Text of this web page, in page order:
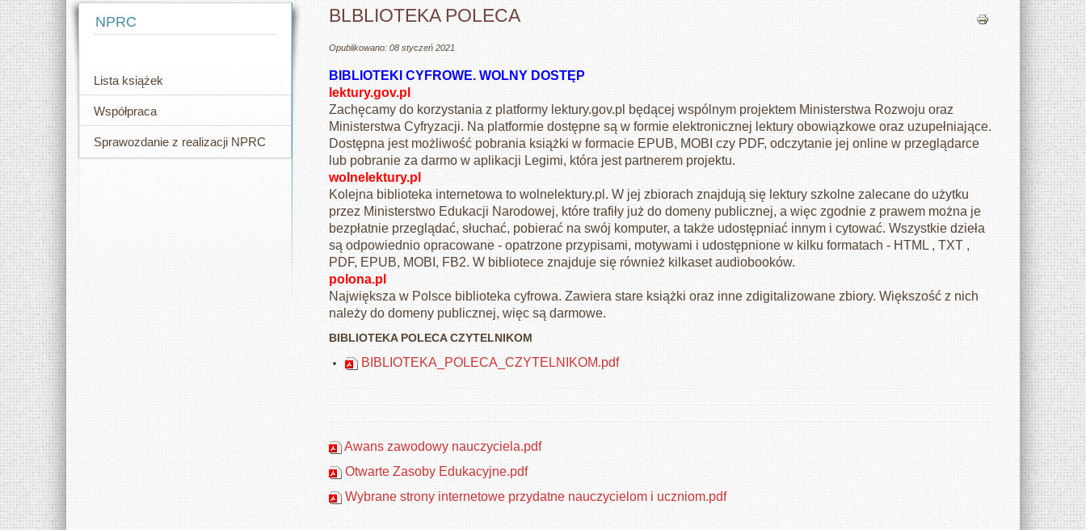
BLBLIOTEKA POLECA
Opublikowano: 08 styczeń 2021
BIBLIOTEKI CYFROWE. WOLNY DOSTĘP
lektury.gov.pl
Zachęcamy do korzystania z platformy lektury.gov.pl będącej wspólnym projektem Ministerstwa Rozwoju oraz
Ministerstwa Cyfryzacji. Na platformie dostępne są w formie elektronicznej lektury obowiązkowe oraz uzupełniające.
Dostępna jest możliwość pobrania książki w formacie EPUB, MOBI czy PDF, odczytanie jej online w przeglądarce
lub pobranie za darmo w aplikacji Legimi, która jest partnerem projektu.
wolnelektury.pl
Kolejna biblioteka internetowa to wolnelektury.pl. W jej zbiorach znajdują się lektury szkolne zalecane do użytku
przez Ministerstwo Edukacji Narodowej, które trafiły już do domeny publicznej, a więc zgodnie z prawem można je
bezpłatnie przeglądać, słuchać, pobierać na swój komputer, a także udostępniać innym i cytować. Wszystkie dzieła
są odpowiednio opracowane - opatrzone przypisami, motywami i udostępnione w kilku formatach - HTML , TXT ,
PDF, EPUB, MOBI, FB2. W bibliotece znajduje się również kilkaset audiobooków.
polona.pl
Największa w Polsce biblioteka cyfrowa. Zawiera stare książki oraz inne zdigitalizowane zbiory. Większość z nich
należy do domeny publicznej, więc są darmowe.
BIBLIOTEKA POLECA CZYTELNIKOM
BIBLIOTEKA_POLECA_CZYTELNIKOM.pdf
Awans zawodowy nauczyciela.pdf
Otwarte Zasoby Edukacyjne.pdf
Wybrane strony internetowe przydatne nauczycielom i uczniom.pdf
NPRC
Lista książek
Współpraca
Sprawozdanie z realizacji NPRC